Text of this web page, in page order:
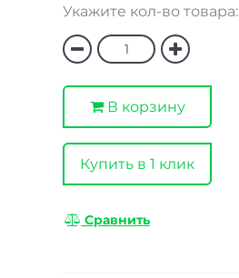
Укажите кол-во товара:
В корзину
Купить в 1 клик
Сравнить